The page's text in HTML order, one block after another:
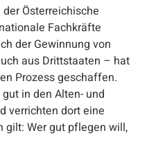
Österreichische
Fachkräfte
der Gewinnung von
aus Drittstaaten – hat
Prozess geschaffen.
in den Alten- und
verrichten dort eine
gilt: Wer gut pflegen will,